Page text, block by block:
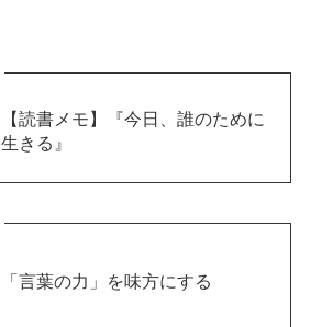
【読書メモ】『今日、誰のために
生きる』
「言葉の力」を味方にする